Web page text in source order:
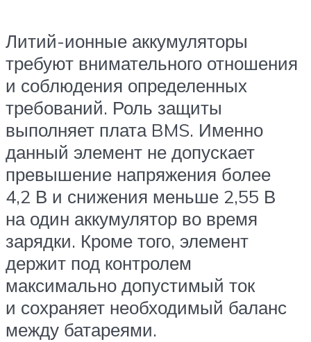
Литий-ионные аккумуляторы
требуют внимательного отношения
и соблюдения определенных
требований. Роль защиты
выполняет плата BMS. Именно
данный элемент не допускает
превышение напряжения более
4,2 В и снижения меньше 2,55 В
на один аккумулятор во время
зарядки. Кроме того, элемент
держит под контролем
максимально допустимый ток
и сохраняет необходимый баланс
между батареями.